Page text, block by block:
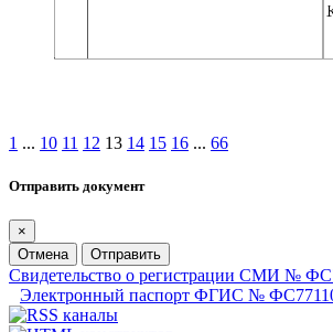
1 ... 10 11 12 13 14 15 16 ... 66
Отправить документ
×
Отмена
Отправить
Свидетельство о регистрации СМИ №
Электронный паспорт ФГИС №